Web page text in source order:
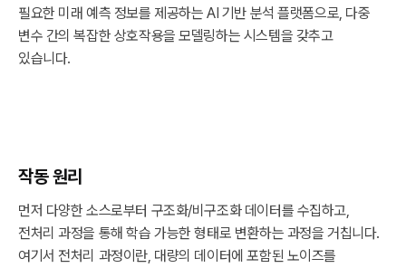
필요한 미래 예측 정보를 제공하는 AI 기반 분석 플랫폼으로, 다중
변수 간의 복잡한 상호작용을 모델링하는 시스템을 갖추고
있습니다.
작동 원리
먼저 다양한 소스로부터 구조화/비구조화 데이터를 수집하고,
전처리 과정을 통해 학습 가능한 형태로 변환하는 과정을 거칩니다.
여기서 전처리 과정이란, 대량의 데이터에 포함된 노이즈를